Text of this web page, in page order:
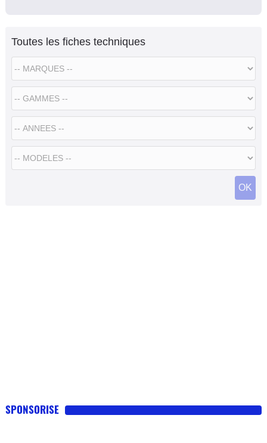
Toutes les fiches techniques
SPONSORISE